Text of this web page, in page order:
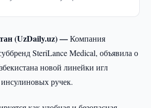
(UzDaily.uz) —Компания
SteriLance Medical, объявила о
новой линейки игл
ручек.